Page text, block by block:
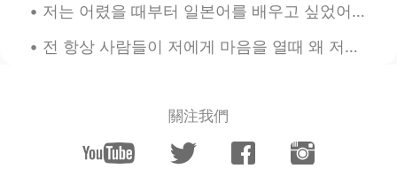
@Veronica 헐 정말요?? Wow, that's high
praise!! 어린 왕자는 제가 너무 좋아하는 작
KR
@Alex공감해주셔서 감사합니다!
저는 어렸을 때부터 일본어를 배우고 싶었어요 딱히 특별한 이유는 없었고 그냥 배워야 한다는 느낌이 들었어요 애니나 일드를 즐겨보진 않았었고 지브리 영화도 성인 되기까지 보진 ...
전 항상 사람들이 저에게 마음을 열때 왜 저를 신뢰하는지 궁금해요 지난 1주일동안 여기서도 저에게 고민이 있다고 연락 주신 분 4명이 있었어요 다 인간관계 문제에 대해 이야...
關注我們